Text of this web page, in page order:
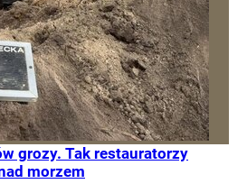
grozy. Tak restauratorzy
morzem